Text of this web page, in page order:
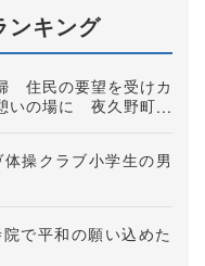
ンキング
住民の要望を受けカ
いの場に 夜久野町稲
操クラブ小学生の男
で平和の願い込めた